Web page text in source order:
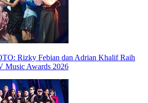
Rizky Febian dan Adrian Khalif Raih
Music Awards 2026